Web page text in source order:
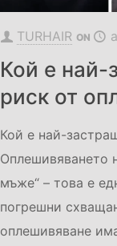
TURHAIR ON
Кой е най-
риск от
Кой е най-
Оплешивяването
мъже“ – това е
погрешни
оплешивяване